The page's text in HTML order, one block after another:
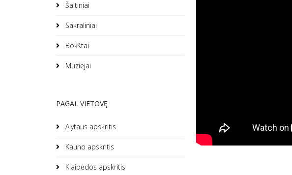
Šaltiniai
Sakraliniai
Bokštai
Muziejai
PAGAL VIETOVĘ
Alytaus apskritis
Kauno apskritis
Klaipėdos apskritis